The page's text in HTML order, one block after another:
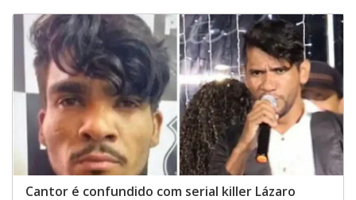
Cantor é confundido com serial killer Lázaro